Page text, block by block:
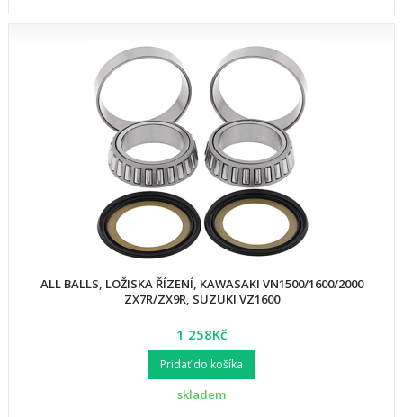
ALL BALLS, LOŽISKA ŘÍZENÍ, KAWASAKI VN1500/1600/2000
ZX7R/ZX9R, SUZUKI VZ1600
1 258Kč
Pridať do košíka
skladem